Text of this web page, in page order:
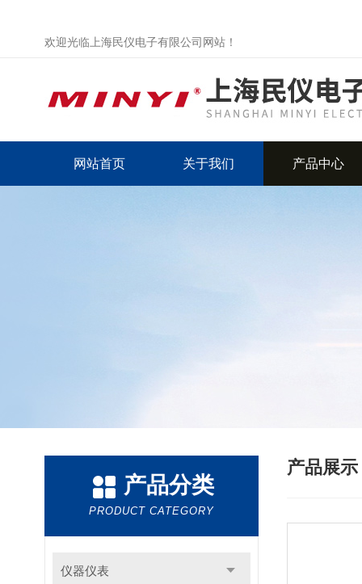
欢迎光临上海民仪电子有限公司网站！
网站首页 关于我们 产品中心
产品分类
PRODUCT CATEGORY
仪器仪表
产品展示